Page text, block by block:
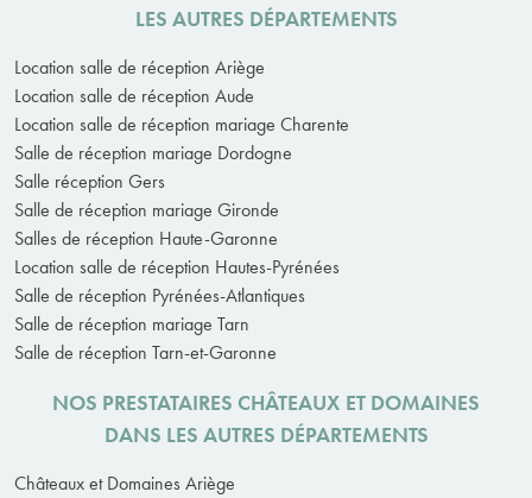
LES AUTRES DÉPARTEMENTS
Location salle de réception Ariège
Location salle de réception Aude
Location salle de réception mariage Charente
Salle de réception mariage Dordogne
Salle réception Gers
Salle de réception mariage Gironde
Salles de réception Haute-Garonne
Location salle de réception Hautes-Pyrénées
Salle de réception Pyrénées-Atlantiques
Salle de réception mariage Tarn
Salle de réception Tarn-et-Garonne
NOS PRESTATAIRES CHÂTEAUX ET DOMAINES
DANS LES AUTRES DÉPARTEMENTS
Châteaux et Domaines Ariège